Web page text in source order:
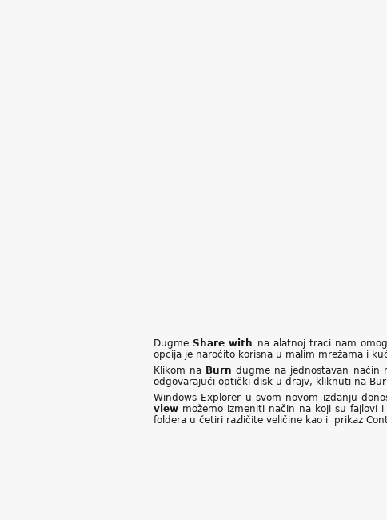
Dugme Share with na alatnoj traci nam
opcija je naročito korisna u malim mrežama i
Klikom na Burn dugme na jednostavan način
odgovarajući optički disk u drajv, kliknuti na
Windows Explorer u svom novom izdanju
view možemo izmeniti način na koji su fajlovi
foldera u četiri različite veličine kao i prikaz